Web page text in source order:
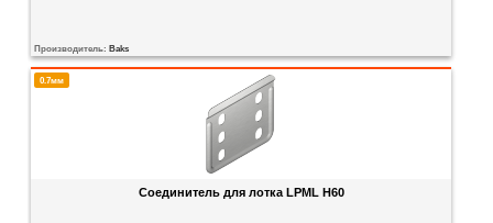
Производитель: Baks
0.7мм
Соединитель для лотка LPML H60